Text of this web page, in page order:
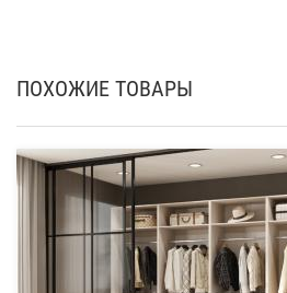
ПОХОЖИЕ ТОВАРЫ